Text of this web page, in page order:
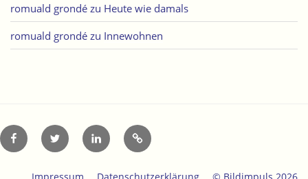
romuald grondé zu Heute wie damals
romuald grondé zu Innewohnen
FacebookTwitter LinkedInXing